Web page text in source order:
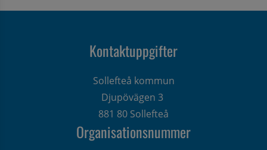
Kontaktuppgifter
Sollefteå kommun
Djupövägen 3
881 80 Sollefteå
Organisationsnummer